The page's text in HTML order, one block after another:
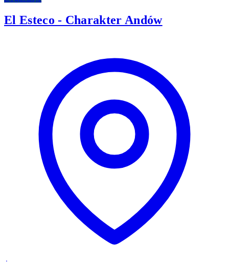
El Esteco - Charakter Andów